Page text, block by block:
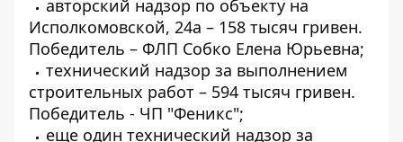
авторский надзор по объекту на
Исполкомовской, 24а – 158 тысяч гривен.
Победитель – ФЛП Собко Елена Юрьевна;
технический надзор за выполнением
строительных работ – 594 тысяч гривен.
Победитель - ЧП "Феникс";
еще один технический надзор за